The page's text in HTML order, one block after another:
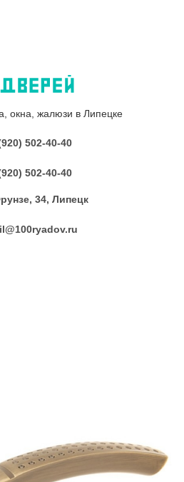
окна, жалюзи в Липецке
502-40-40
502-40-40
34, Липецк